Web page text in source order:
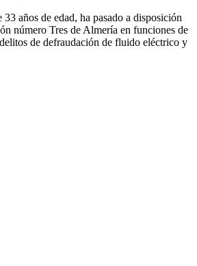
años de edad, ha pasado a disposición
número Tres de Almería en funciones de
de defraudación de fluido eléctrico y